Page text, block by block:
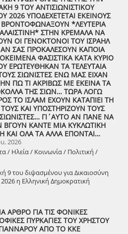
9 ΤΟΥ ΑΝΤΙΣΙΩΝΙΣΤΙΚΟΥ
2026 ΥΠΟΔΕΧΕΤΕΤΑΙ ΕΚΕΙΝΟΥΣ
*ΛΕΥΤΕΡΙΑ
ΣΤΗΝ ΚΡΕΜΑΛΑ ΝΑ
ΟΙ ΓΕΝΟΚΤΟΝΟΙ ΤΟΥ ΙΣΡΑΗΛ
ΣΑΣ ΠΡΟΚΑΛΕΣΟΥΝ ΚΑΠΟΙΑ
ΦΑΣΙΣΤΙΚΑ ΚΑΤΑ ΚΥΡΙΟ
ΕΡΩΤΕΥΘΗΚΑΝ ΤΑ ΤΕΛΕΥΤΑΙΑ
ΣΙΩΝΙΣΤΕΣ ΕΝΩ ΜΑΣ ΕΙΧΑΝ
ΠΩ ΤΙ ΑΚΡΙΒΩΣ ΜΕ ΕΚΕΙΝΑ ΤΑ
ΤΗΣ ΣΙΩΝ… ΤΩΡΑ ΛΟΓΩ
ΤΟ ΙΣΛΑΜ ΕΧΟΥΝ ΚΑΤΑΠΙΕΙ ΤΗ
ΚΑΙ ΥΠΟΣΤΗΡΙΖΟΥΝ ΤΟΥΣ
ΓΙ΄ΑΥΤΟ ΑΝ ΠΑΝΕ ΝΑ
ΒΓΟΥΝ ΚΑΝΤΕ ΜΙΑ ΚΥΚΛΩΤΙΚΗ
ΚΑΙ ΟΛΑ ΤΑ ΑΛΛΑ ΕΠΟΝΤΑΙ…
2026
/ Ηλεία / Κοινωνία / Πολιτική /
9 του διψασμένου για Δικαιοσύνη
η Ελληνική Δημοκρατική
Καρδιά χτυπά μαζί με ΟΛΟΥΣ
για την Παλαιστίνη μέρα
ΑΡΘΡΟ ΓΙΑ ΤΙΣ ΦΟΝΙΚΕΣ
ΠΥΡΚΑΓΙΕΣ ΤΟΥ ΧΡΗΣΤΟΥ
ΑΠΟ ΤΟ ΚΚΕ